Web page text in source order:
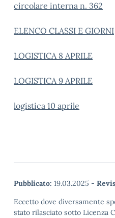
circolare interna n. 362
ELENCO CLASSI E GIORNI
LOGISTICA 8 APRILE
LOGISTICA 9 APRILE
logistica 10 aprile
Pubblicato: 19.03.2025 -
Eccetto dove diversamente
stato rilasciato sotto Licenza